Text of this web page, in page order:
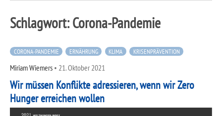
Schlagwort:Corona-Pandemie
CORONA-PANDEMIE ERNÄHRUNG KLIMA KRISENPRÄVENTION
Miriam Wiemers • 21. Oktober 2021
Wir müssen Konflikte adressieren, wenn wir Zero
Hunger erreichen wollen